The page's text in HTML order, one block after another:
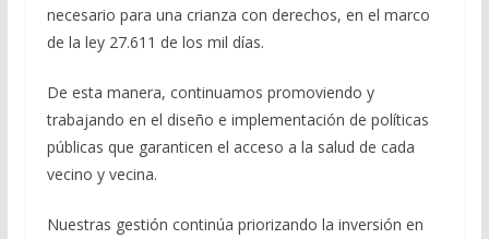
necesario para una crianza con derechos, en el marco
de la ley 27.611 de los mil días.
De esta manera, continuamos promoviendo y
trabajando en el diseño e implementación de políticas
públicas que garanticen el acceso a la salud de cada
vecino y vecina.
Nuestras gestión continúa priorizando la inversión en